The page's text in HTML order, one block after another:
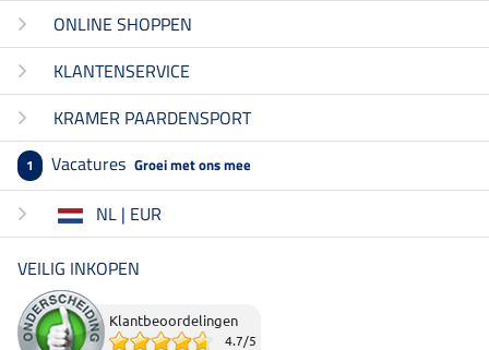
ONLINE SHOPPEN
KLANTENSERVICE
KRAMER PAARDENSPORT
1 Vacatures Groei met ons mee
NL | EUR
VEILIG INKOPEN
Klantbeoordelingen
4.7/5